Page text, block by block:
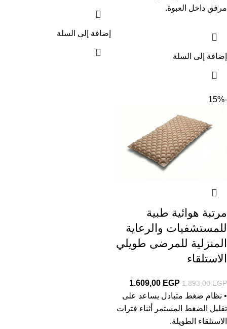
مرفق داخل العبوة.
إضافة إلى السلة
إضافة إلى السلة
-15%
مرتبة هوائية طبية
للمستشفيات والرعاية
المنزلية للمرضى طويلي
الاستلقاء
1.893,00EGP
1.609,00 EGP
• نظام ضغط متبادل يساعد على
تقليل الضغط المستمر أثناء فترات
الاستلقاء الطويلة.